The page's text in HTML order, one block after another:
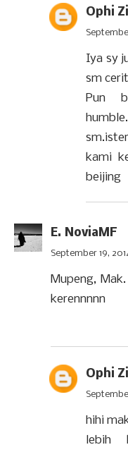
Ophi
Iya sy
sm
Pun
kami
beijing
E. NoviaMF
September 19,
Mupeng,
kerennnnn
Ophi
hihi
lebih